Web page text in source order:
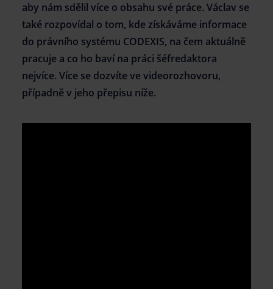
aby nám sdělil více o obsahu své práce. Václav se
také rozpovídal o tom, kde získáváme informace
do právního systému CODEXIS, na čem aktuálně
pracuje a co ho baví na práci šéfredaktora
nejvíce. Více se dozvíte ve videorozhovoru,
případně v jeho přepisu níže.